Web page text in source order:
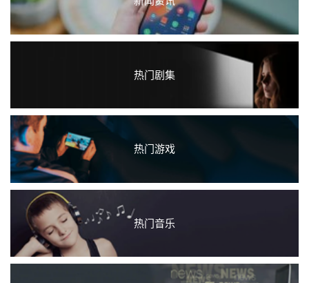
热门剧集
热门游戏
热门音乐